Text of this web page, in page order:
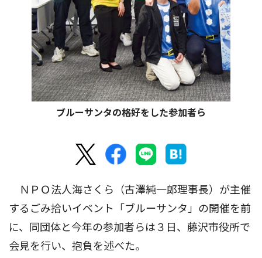
ブルーサンタの格好をした参加者ら
ＮＰＯ法人海さくら（古澤純一郎理事長）が主催
するごみ拾いイベント「ブルーサンタ」の開催を前
に、同団体と今年の参加者らは３日、藤沢市役所で
会見を行い、抱負を述べた。